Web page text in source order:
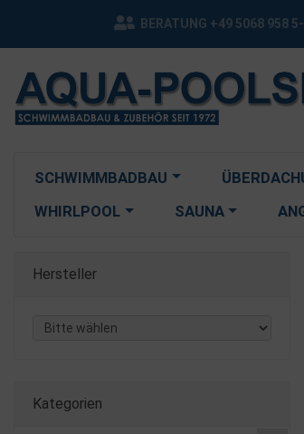
BERATUNG +49 5068 958
SCHWIMMBADBAU
WHIRLPOOL
SAUNA
Hersteller
Kategorien